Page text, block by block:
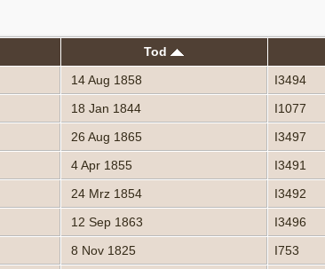
Tod
14 Aug 1858
I3494
18 Jan 1844
I1077
26 Aug 1865
I3497
4 Apr 1855
I3491
24 Mrz 1854
I3492
12 Sep 1863
I3496
8 Nov 1825
I753